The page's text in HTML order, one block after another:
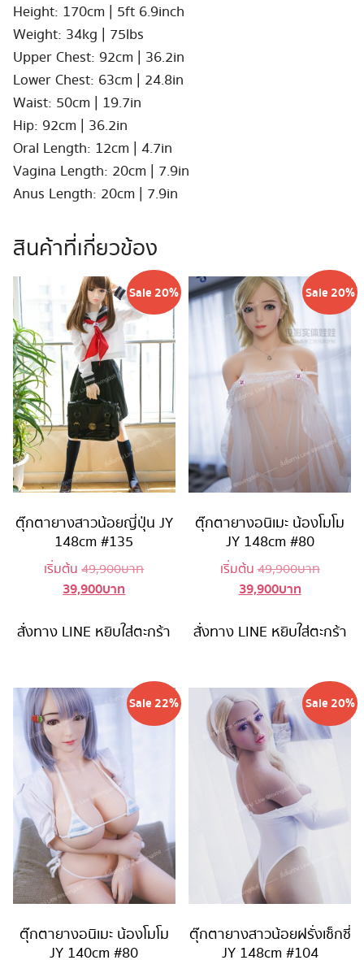
Height: 170cm | 5ft 6.9inch
Weight: 34kg | 75lbs
Upper Chest: 92cm | 36.2in
Lower Chest: 63cm | 24.8in
Waist: 50cm | 19.7in
Hip: 92cm | 36.2in
Oral Length: 12cm | 4.7in
Vagina Length: 20cm | 7.9in
Anus Length: 20cm | 7.9in
สินค้าที่เกี่ยวข้อง
Sale 20%
ตุ๊กตายางสาวน้อยญี่ปุ่น JY
148cm #135
เริ่มต้น49,900บาทOriginal
49,900 บาท.
39,900บาท
is:
สั่งทาง LINE หยิบใส่ตะกร้า
Sale 20%
ตุ๊กตายางอนิเมะ น้องโมโม
JY 148cm #80
เริ่มต้น49,900บาทOriginal
49,900
39,900บาทCurrent
is:
สั่งทาง LINE หยิบใส่ตะกร้า
Sale 22%
ตุ๊กตายางอนิเมะ น้องโมโม
JY 140cm #80
Sale 20%
ตุ๊กตายางสาวน้อยฝรั่งเซ็กซี่
JY 148cm #104